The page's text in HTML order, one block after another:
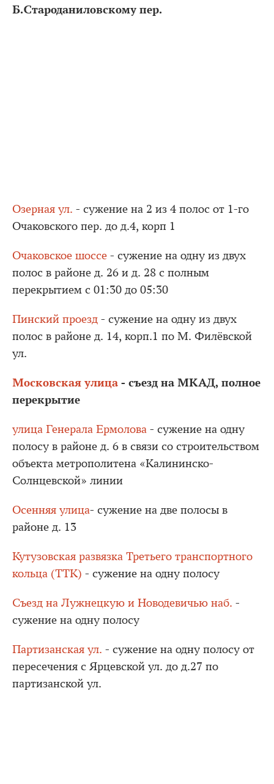
Б.Староданиловскому пер.
Озерная ул. - сужение на 2 из 4 полос от 1-го
Очаковского пер. до д.4, корп 1
Очаковское шоссе - сужение на одну из двух
полос в районе д. 26 и д. 28 с полным
перекрытием с 01:30 до 05:30
Пинский проезд - сужение на одну из двух
полос в районе д. 14, корп.1 по М. Филёвской
ул.
Московская улица - съезд на МКАД, полное
перекрытие
улица Генерала Ермолова - сужение на одну
полосу в районе д. 6 в связи со строительством
объекта метрополитена «Калининско-
Солнцевской» линии
Осенняя улица- сужение на две полосы в
районе д. 13
Кутузовская развязка Третьего транспортного
кольца (ТТК) - сужение на одну полосу
Съезд на Лужнецкую и Новодевичью наб. -
сужение на одну полосу
Партизанская ул. - сужение на одну полосу от
пересечения с Ярцевской ул. до д.27 по
партизанской ул.